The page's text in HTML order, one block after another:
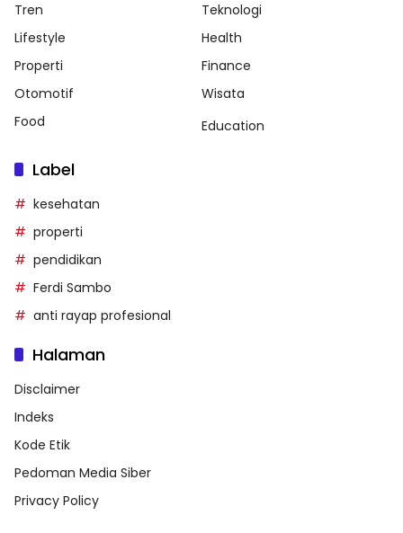
Tren
Teknologi
Lifestyle
Health
Properti
Finance
Otomotif
Wisata
Food
Education
Label
kesehatan
properti
pendidikan
Ferdi Sambo
anti rayap profesional
Halaman
Disclaimer
Indeks
Kode Etik
Pedoman Media Siber
Privacy Policy